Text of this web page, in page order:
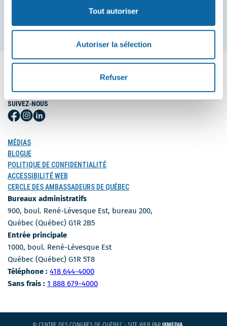
Tout autoriser
Autoriser la sélection
Refuser
S'inscrire
SUIVEZ-NOUS
Suivez-
sur
Facebook
Suivez-
Instagram
Suivez-
MÉDIAS
BLOGUE
POLITIQUE DE CONFIDENTIALITÉ
ACCESSIBILITÉ WEB
CERCLE DES AMBASSADEURS DE QUÉBEC
Bureaux administratifs
900, boul. René-Lévesque Est, bureau 200,
Québec (Québec) G1R 2B5
Entrée principale
1000, boul. René-Lévesque Est
Québec (Québec) G1R 5T8
Téléphone : Numéro de téléphone
418 644-4000
Sans frais : Numéro sans-frais
1 888 679-4000
CE